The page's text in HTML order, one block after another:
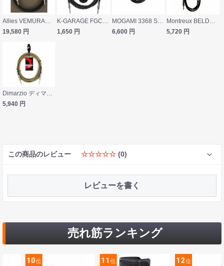
19,580 円
1,650 円
MOGAMI 3368 SS 3m NEUTRIKプラグ 両側ストレート 3メートル ギターケーブル
6,600 円
5,720 円
5,940 円
この商品のレビュー ☆☆☆☆☆ (0)
レビューを書く
売れ筋ランキング
11 12位 13